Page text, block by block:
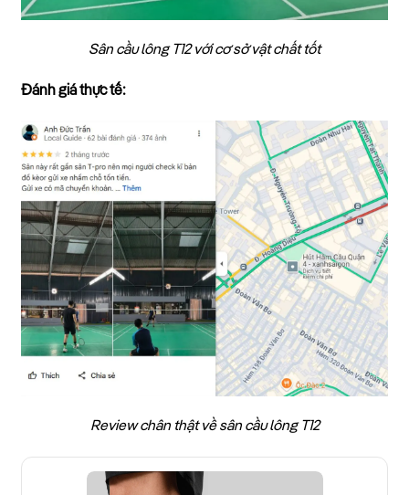
Sân cầu lông T12 với cơ sở vật chất tốt
Đánh giá thực tế:
Review chân thật về sân cầu lông T12